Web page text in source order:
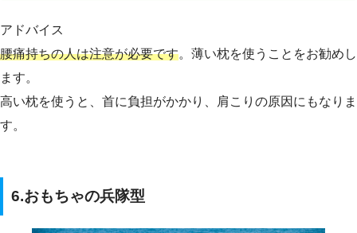
アドバイス
腰痛持ちの人は注意が必要です。薄い枕を使うことをお勧めし
ます。
高い枕を使うと、首に負担がかかり、肩こりの原因にもなりま
す。
6.おもちゃの兵隊型